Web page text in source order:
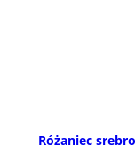
Różaniec